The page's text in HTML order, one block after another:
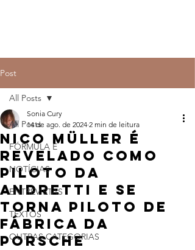
Post
All Posts
FÓRMULA E
NOTÍCIAS
ENTREVISTAS
TEXTOS
OUTRAS CATEGORIAS
All Posts
Nico Müller é
revelado como
piloto da
Andretti e se
torna piloto de
fábrica da
Porsche
Sonia Cury
14 de ago. de 2024 2 min de leitura